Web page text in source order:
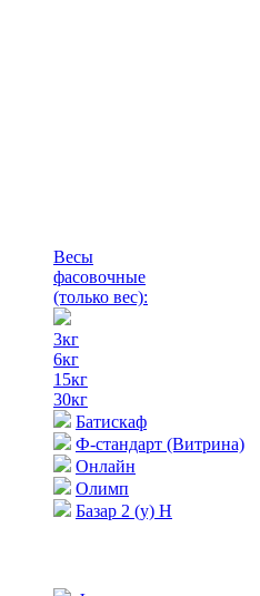
Весы
фасовочные
(только вес):
3кг
6кг
15кг
30кг
Батискаф
Ф-стандарт (Витрина)
Онлайн
Олимп
Базар 2 (у) Н